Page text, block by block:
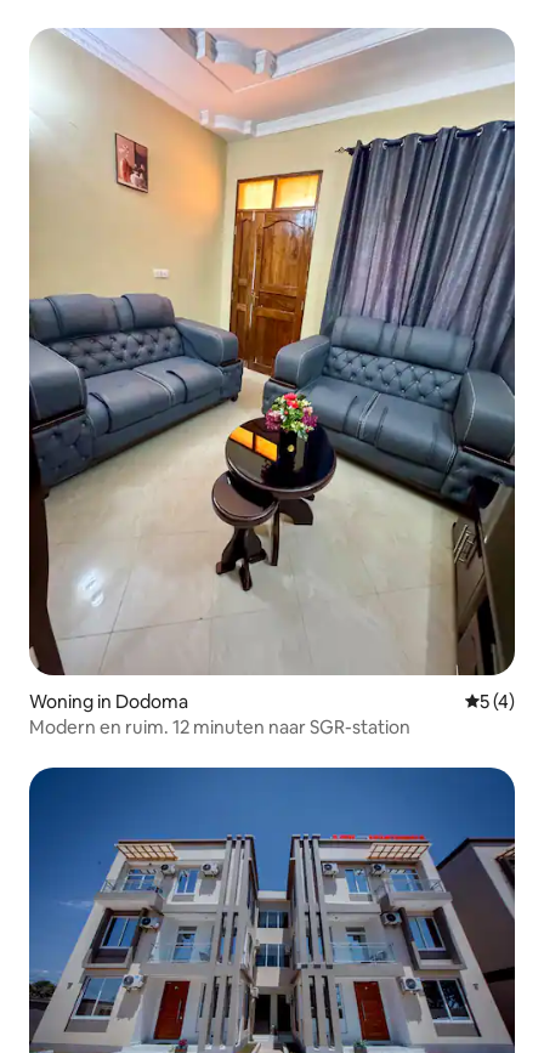
Woning in Dodoma
5 (4)
Modern en ruim. 12 minuten naar SGR-station